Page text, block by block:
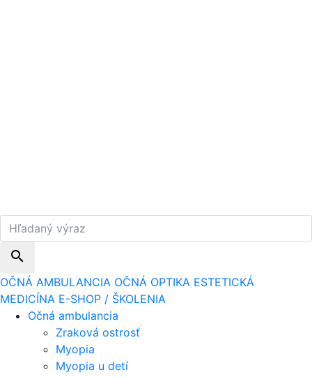
search
OČNÁ AMBULANCIA OČNÁ OPTIKA ESTETICKÁ
MEDICÍNA E-SHOP / ŠKOLENIA
Očná ambulancia
Zraková ostrosť
Myopia
Myopia u detí